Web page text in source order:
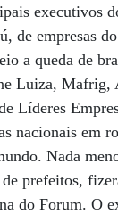
executivos
de empresas
a queda de
Luiza, Mafrig,
Líderes
nacionais em
Nada
prefeitos,
do Forum. O